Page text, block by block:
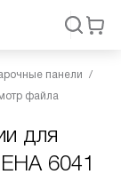
панели
файла
для
6041